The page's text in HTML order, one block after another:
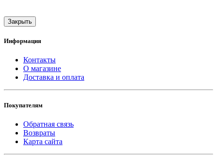
Закрыть
Информация
Контакты
О магазине
Доставка и оплата
Покупателям
Обратная связь
Возвраты
Карта сайта